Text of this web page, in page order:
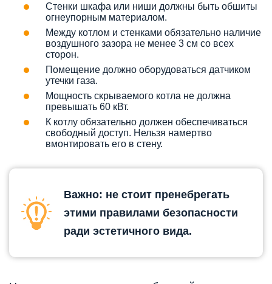
Стенки шкафа или ниши должны быть обшиты
огнеупорным материалом.
Между котлом и стенками обязательно наличие
воздушного зазора не менее 3 см со всех
сторон.
Помещение должно оборудоваться датчиком
утечки газа.
Мощность скрываемого котла не должна
превышать 60 кВт.
К котлу обязательно должен обеспечиваться
свободный доступ. Нельзя намертво
вмонтировать его в стену.
Важно: не стоит пренебрегать
этими правилами безопасности
ради эстетичного вида.